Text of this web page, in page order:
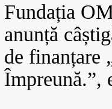
Fundația
anunță
de finanțare
Împreună.”,